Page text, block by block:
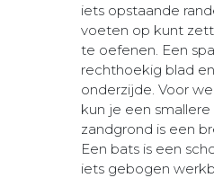
iets opstaande
voeten op kunt
te oefenen. Een
rechthoekig blad
onderzijde. Voor
kun je een
zandgrond is een
Een bats is een
iets gebogen